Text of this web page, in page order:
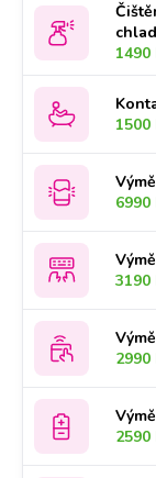
1490
1500
6990
3190
2990
2590